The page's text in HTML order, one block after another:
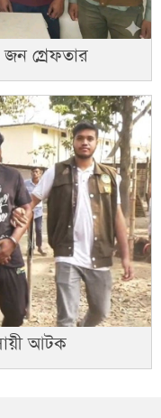
গ্রেফতার
আটক